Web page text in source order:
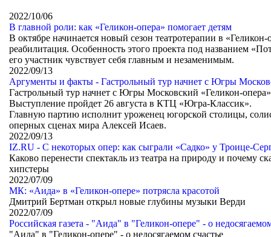
2022/10/06
В главной роли: как «Геликон-опера» помогает детям
В октябре начинается новый сезон театротерапии в
реабилитация. Особенность этого проекта под названием
его участник чувствует себя главным и незаменимым.
2022/09/13
Аргументы и факты - Гастрольный тур начнет с Югры
Гастрольный тур начнет с Югры Московский «Геликон-
Выступление пройдет 26 августа в КТЦ «Югра-Классик».
Главную партию исполнит уроженец югорской столицы,
оперных сценах мира Алексей Исаев.
2022/09/13
IZ.RU - С некоторых опер: как сыграли «Садко» у Троице-
Каково перенести спектакль из театра на природу и почему
хипстеры
2022/07/09
МК: «Аида» в «Геликон-опере» потрясла красотой
Дмитрий Бертман открыл новые глубины музыки Верди
2022/07/09
Российская газета - "Аида" в "Геликон-опере" - о
"Аида" в "Геликон-опере" - о недосягаемом счастье